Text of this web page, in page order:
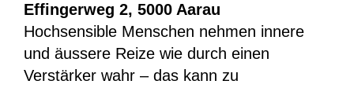
Effingerweg 2, 5000 Aarau
Hochsensible Menschen nehmen innere
und äussere Reize wie durch einen
Verstärker wahr – das kann zu